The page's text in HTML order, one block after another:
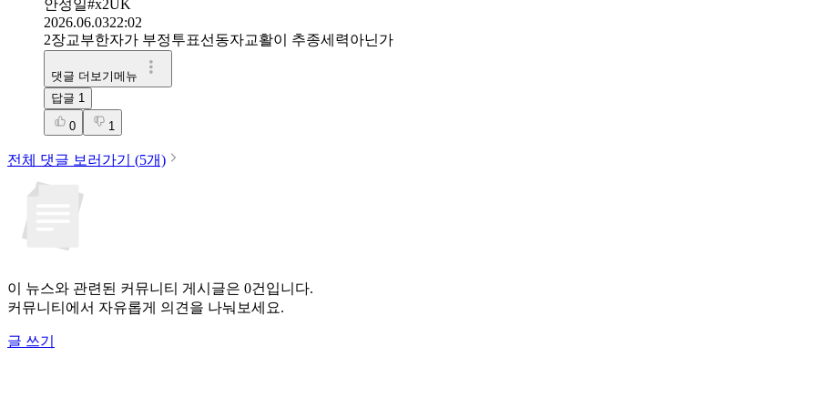
안성일#x2UK
2026.06.0322:02
2장교부한자가 부정투표선동자교활이 추종세력아닌가
댓글 더보기메뉴
답글 1
0 1
전체 댓글 보러가기 (5개)
이 뉴스와 관련된 커뮤니티 게시글은 0건입니다.
커뮤니티에서 자유롭게 의견을 나눠보세요.
글 쓰기